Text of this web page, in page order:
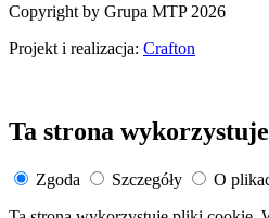
Copyright by Grupa MTP 2026
Projekt i realizacja: Crafton
Ta strona
Zgoda Szczegóły
O